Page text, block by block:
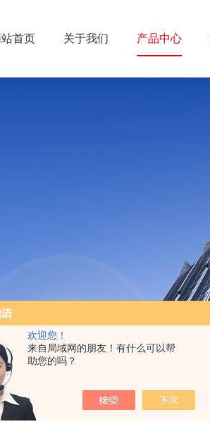
欢迎您！
来自局域网的朋友！有什么可以帮
助您的吗？
站首页 关于我们 产品中心